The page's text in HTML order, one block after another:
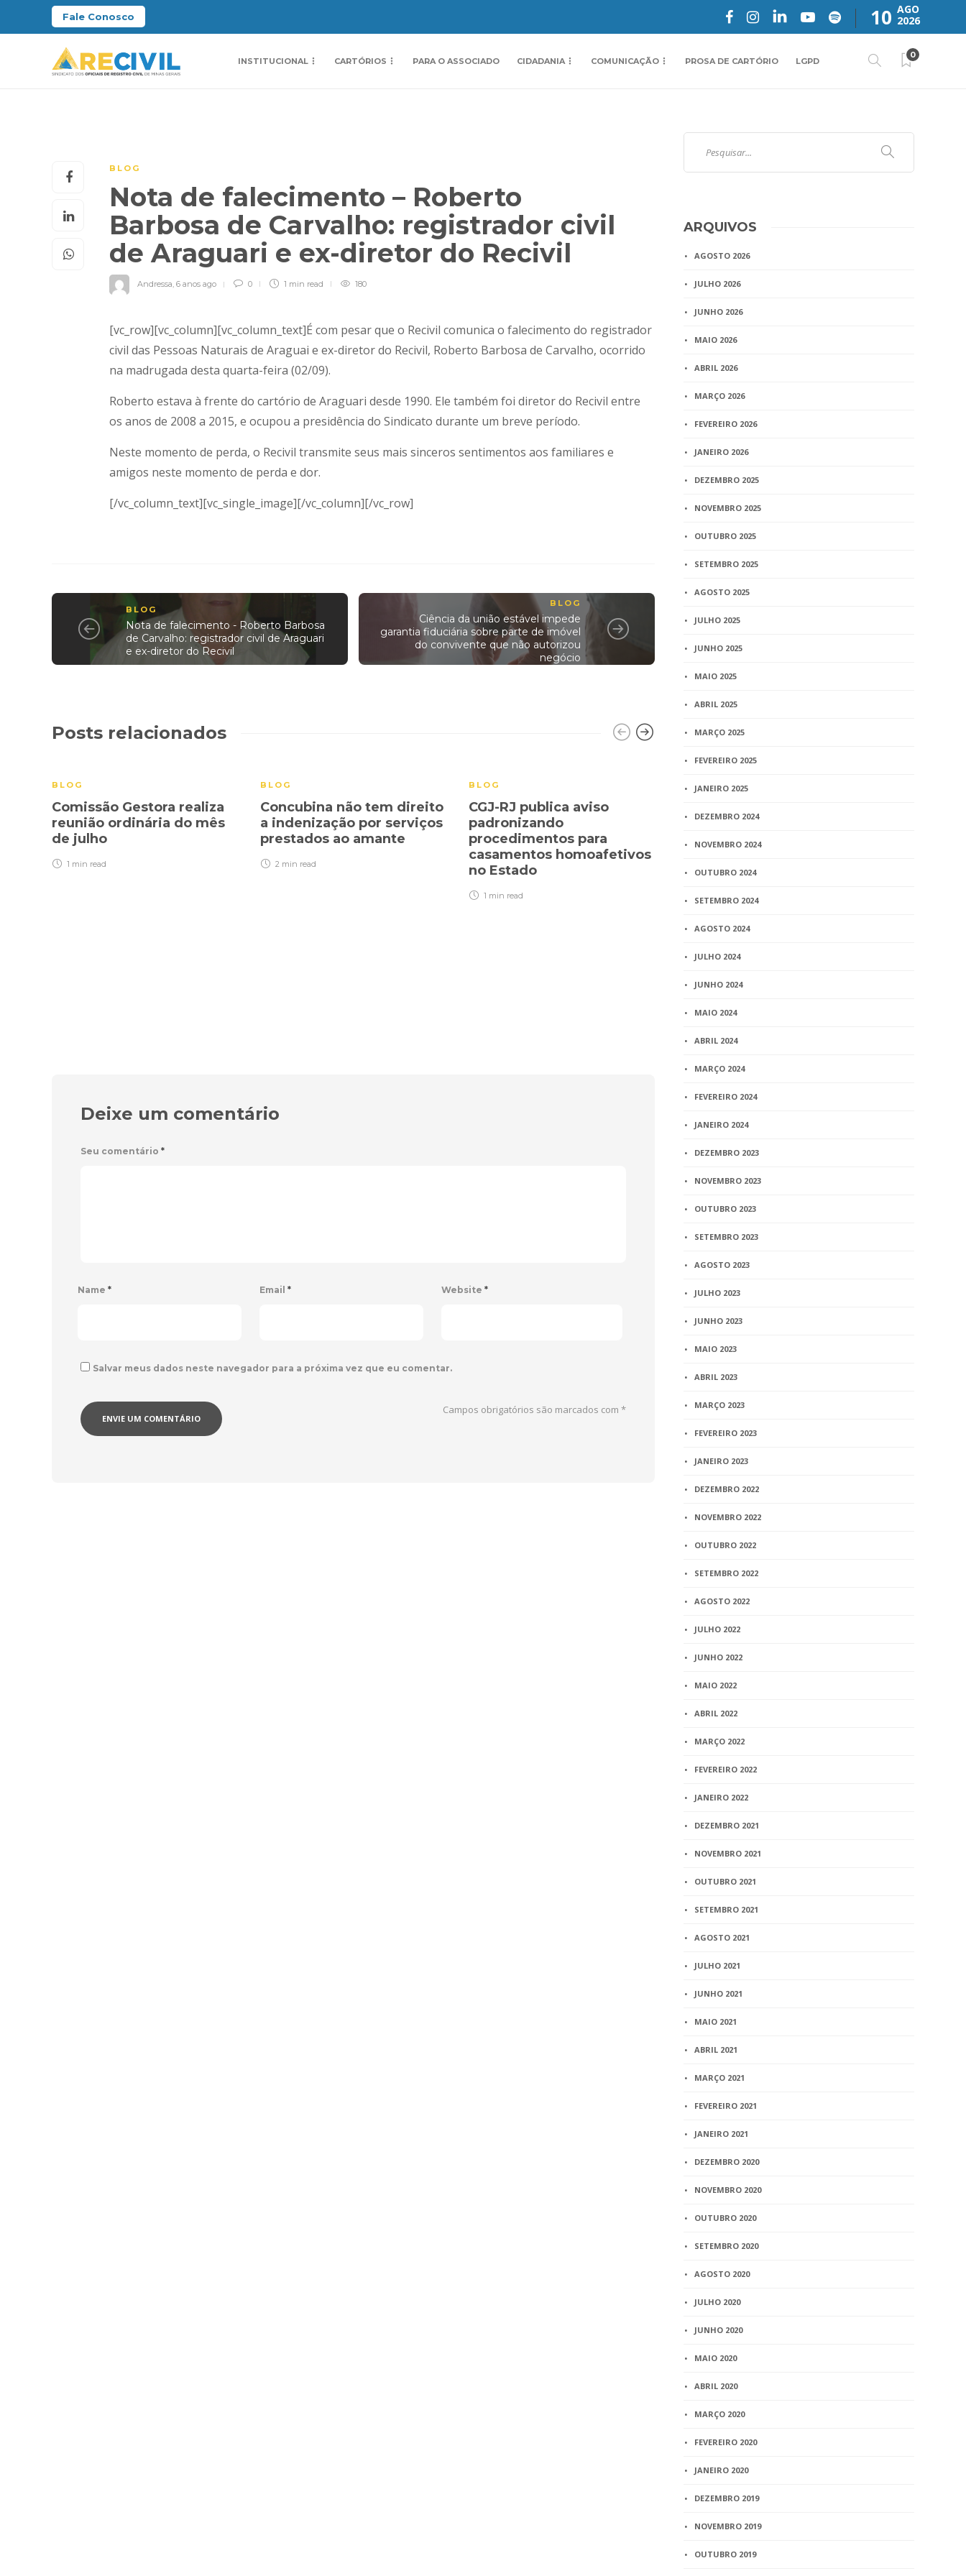
Fale Conosco 10 AGO
2026
INSTITUCIONAL CARTÓRIOS PARA O ASSOCIADO CIDADANIA COMUNICAÇÃO PROSA DE CARTÓRIO LGPD
0
BLOG
Nota de falecimento – Roberto
Barbosa de Carvalho: registrador civil
de Araguari e ex-diretor do Recivil
Andressa, 6 anos ago 0 1 min read 180
[vc_row][vc_column][vc_column_text]É com pesar que o Recivil comunica o falecimento do registrador
civil das Pessoas Naturais de Araguai e ex-diretor do Recivil, Roberto Barbosa de Carvalho, ocorrido
na madrugada desta quarta-feira (02/09).
Roberto estava à frente do cartório de Araguari desde 1990. Ele também foi diretor do Recivil entre
os anos de 2008 a 2015, e ocupou a presidência do Sindicato durante um breve período.
Neste momento de perda, o Recivil transmite seus mais sinceros sentimentos aos familiares e
amigos neste momento de perda e dor.
[/vc_column_text][vc_single_image][/vc_column][/vc_row]
BLOG
Nota de falecimento - Roberto Barbosa
de Carvalho: registrador civil de Araguari
e ex-diretor do Recivil
BLOG
Ciência da união estável impede
garantia fiduciária sobre parte de imóvel
do convivente que não autorizou
negócio
Posts relacionados
BLOG
Comissão Gestora realiza
reunião ordinária do mês
de julho
1 min read
BLOG
Concubina não tem direito
a indenização por serviços
prestados ao amante
2 min read
BLOG
CGJ-RJ publica aviso
padronizando
procedimentos para
casamentos homoafetivos
no Estado
1 min read
BLOG
e vice
4 minread
Deixe um comentário
Seu comentário *
Name * Email * Website *
Salvar meus dados neste navegador para a próxima vez que eu comentar.
Campos obrigatórios são marcados com*
ARQUIVOS
AGOSTO 2026
JULHO 2026
JUNHO 2026
MAIO 2026
ABRIL 2026
MARÇO 2026
FEVEREIRO 2026
JANEIRO 2026
DEZEMBRO 2025
NOVEMBRO 2025
OUTUBRO 2025
SETEMBRO 2025
AGOSTO 2025
JULHO 2025
JUNHO 2025
MAIO 2025
ABRIL 2025
MARÇO 2025
FEVEREIRO 2025
JANEIRO 2025
DEZEMBRO 2024
NOVEMBRO 2024
OUTUBRO 2024
SETEMBRO 2024
AGOSTO 2024
JULHO 2024
JUNHO 2024
MAIO 2024
ABRIL 2024
MARÇO 2024
FEVEREIRO 2024
JANEIRO 2024
DEZEMBRO 2023
NOVEMBRO 2023
OUTUBRO 2023
SETEMBRO 2023
AGOSTO 2023
JULHO 2023
JUNHO 2023
MAIO 2023
ABRIL 2023
MARÇO 2023
FEVEREIRO 2023
JANEIRO 2023
DEZEMBRO 2022
NOVEMBRO 2022
OUTUBRO 2022
SETEMBRO 2022
AGOSTO 2022
JULHO 2022
JUNHO 2022
MAIO 2022
ABRIL 2022
MARÇO 2022
FEVEREIRO 2022
JANEIRO 2022
DEZEMBRO 2021
NOVEMBRO 2021
OUTUBRO 2021
SETEMBRO 2021
AGOSTO 2021
JULHO 2021
JUNHO 2021
MAIO 2021
ABRIL 2021
MARÇO 2021
FEVEREIRO 2021
JANEIRO 2021
DEZEMBRO 2020
NOVEMBRO 2020
OUTUBRO 2020
SETEMBRO 2020
AGOSTO 2020
JULHO 2020
JUNHO 2020
MAIO 2020
ABRIL 2020
MARÇO 2020
FEVEREIRO 2020
JANEIRO 2020
DEZEMBRO 2019
NOVEMBRO 2019
OUTUBRO 2019